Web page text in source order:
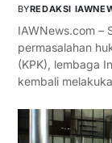
BYREDAKSI
IAWNews.com –
permasalahan
(KPK), lembaga
kembali